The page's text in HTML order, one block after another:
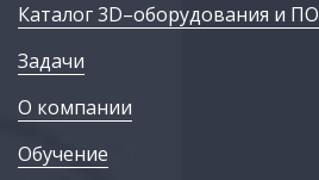
Каталог 3D–оборудования и ПО
Задачи
О компании
Обучение